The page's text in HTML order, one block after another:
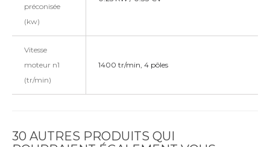
préconisée
(kw)
Vitesse
moteur n1
(tr/min)
1400 tr/min, 4 pôles
30 AUTRES PRODUITS QUI